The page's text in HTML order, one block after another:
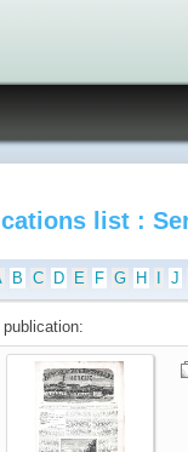
list :
B C D E F G H J